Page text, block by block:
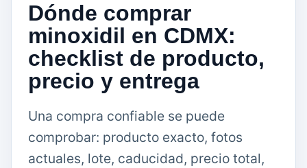
Dónde comprar
minoxidil en CDMX:
checklist de producto,
precio y entrega
Una compra confiable se puede
comprobar: producto exacto, fotos
actuales, lote, caducidad, precio total,